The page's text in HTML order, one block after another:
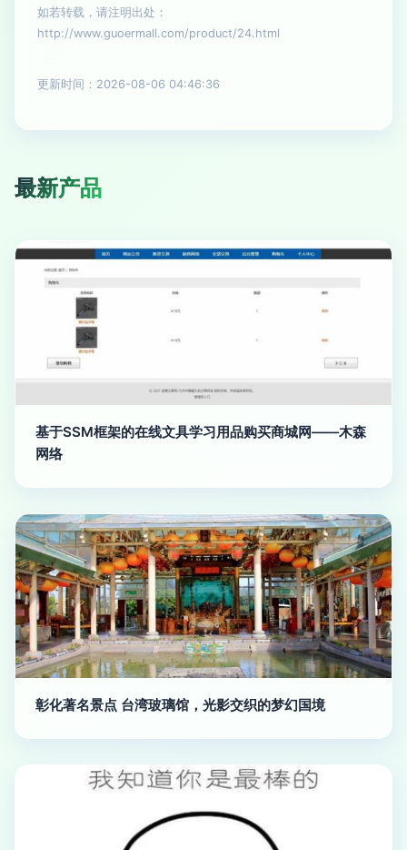
如若转载，请注明出处：
http://www.guoermall.com/product/24.html
更新时间：2026-08-06 04:46:36
最新产品
基于SSM框架的在线文具学习用品购买商城网——木森
网络
彰化著名景点 台湾玻璃馆，光影交织的梦幻国境